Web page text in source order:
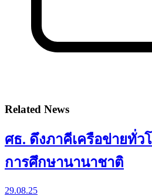
Related News
ศธ. ดึงภาคีเครือข่ายทั่ว
การศึกษานานาชาติ
29.08.25